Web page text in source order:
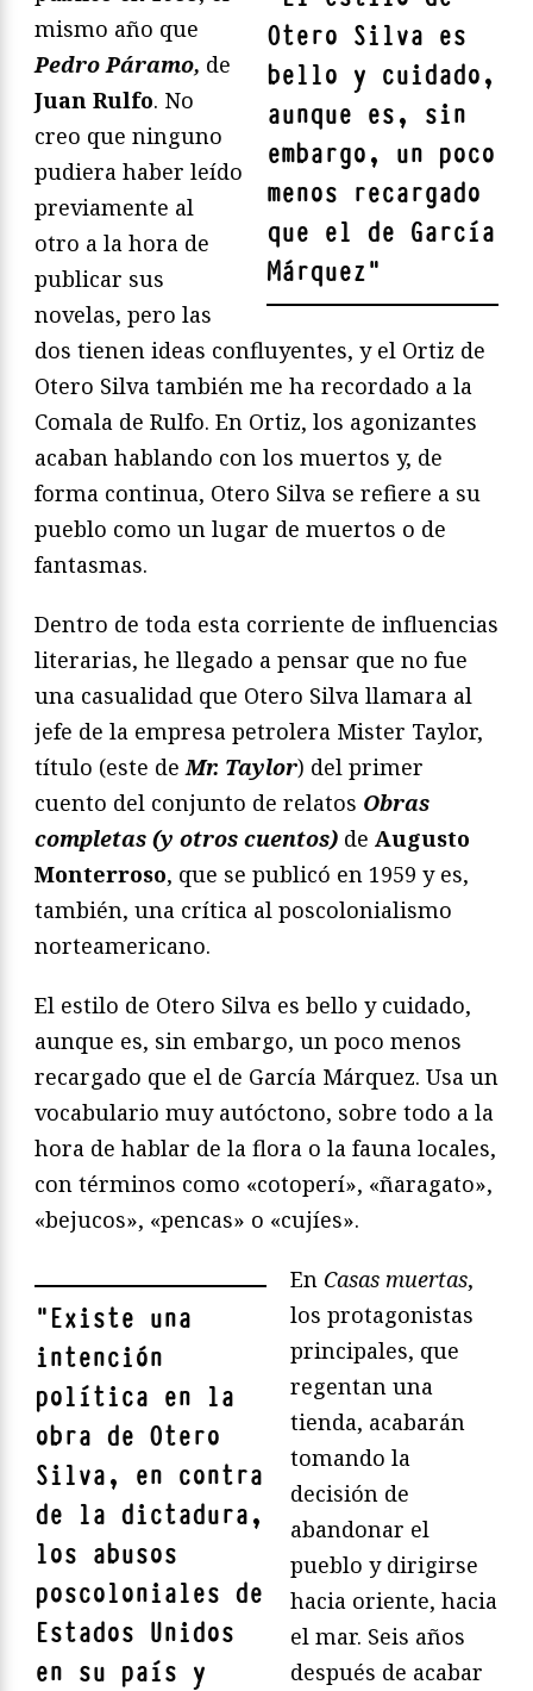
Otero Silva es
bello y cuidado,
aunque es, sin
embargo, un poco
menos recargado
que el de García
Márquez"
mismo año que
Pedro Páramo, de
Juan Rulfo. No
creo que ninguno
pudiera haber leído
previamente al
otro a la hora de
publicar sus
novelas, pero las
dos tienen ideas confluyentes, y el Ortiz de
Otero Silva también me ha recordado a la
Comala de Rulfo. En Ortiz, los agonizantes
acaban hablando con los muertos y, de
forma continua, Otero Silva se refiere a su
pueblo como un lugar de muertos o de
fantasmas.
Dentro de toda esta corriente de influencias
literarias, he llegado a pensar que no fue
una casualidad que Otero Silva llamara al
jefe de la empresa petrolera Mister Taylor,
título (este de Mr. Taylor) del primer
cuento del conjunto de relatos Obras
completas (y otros cuentos) de Augusto
Monterroso, que se publicó en 1959 y es,
también, una crítica al poscolonialismo
norteamericano.
El estilo de Otero Silva es bello y cuidado,
aunque es, sin embargo, un poco menos
recargado que el de García Márquez. Usa un
vocabulario muy autóctono, sobre todo a la
hora de hablar de la flora o la fauna locales,
con términos como «cotoperí», «ñaragato»,
«bejucos», «pencas» o «cujíes».
"Existe una
intención
política en la
obra de Otero
Silva, en contra
de la dictadura,
los abusos
poscoloniales de
Estados Unidos
en su país y
En Casas muertas,
los protagonistas
principales, que
regentan una
tienda, acabarán
tomando la
decisión de
abandonar el
pueblo y dirigirse
hacia oriente, hacia
el mar. Seis años
después de acabar